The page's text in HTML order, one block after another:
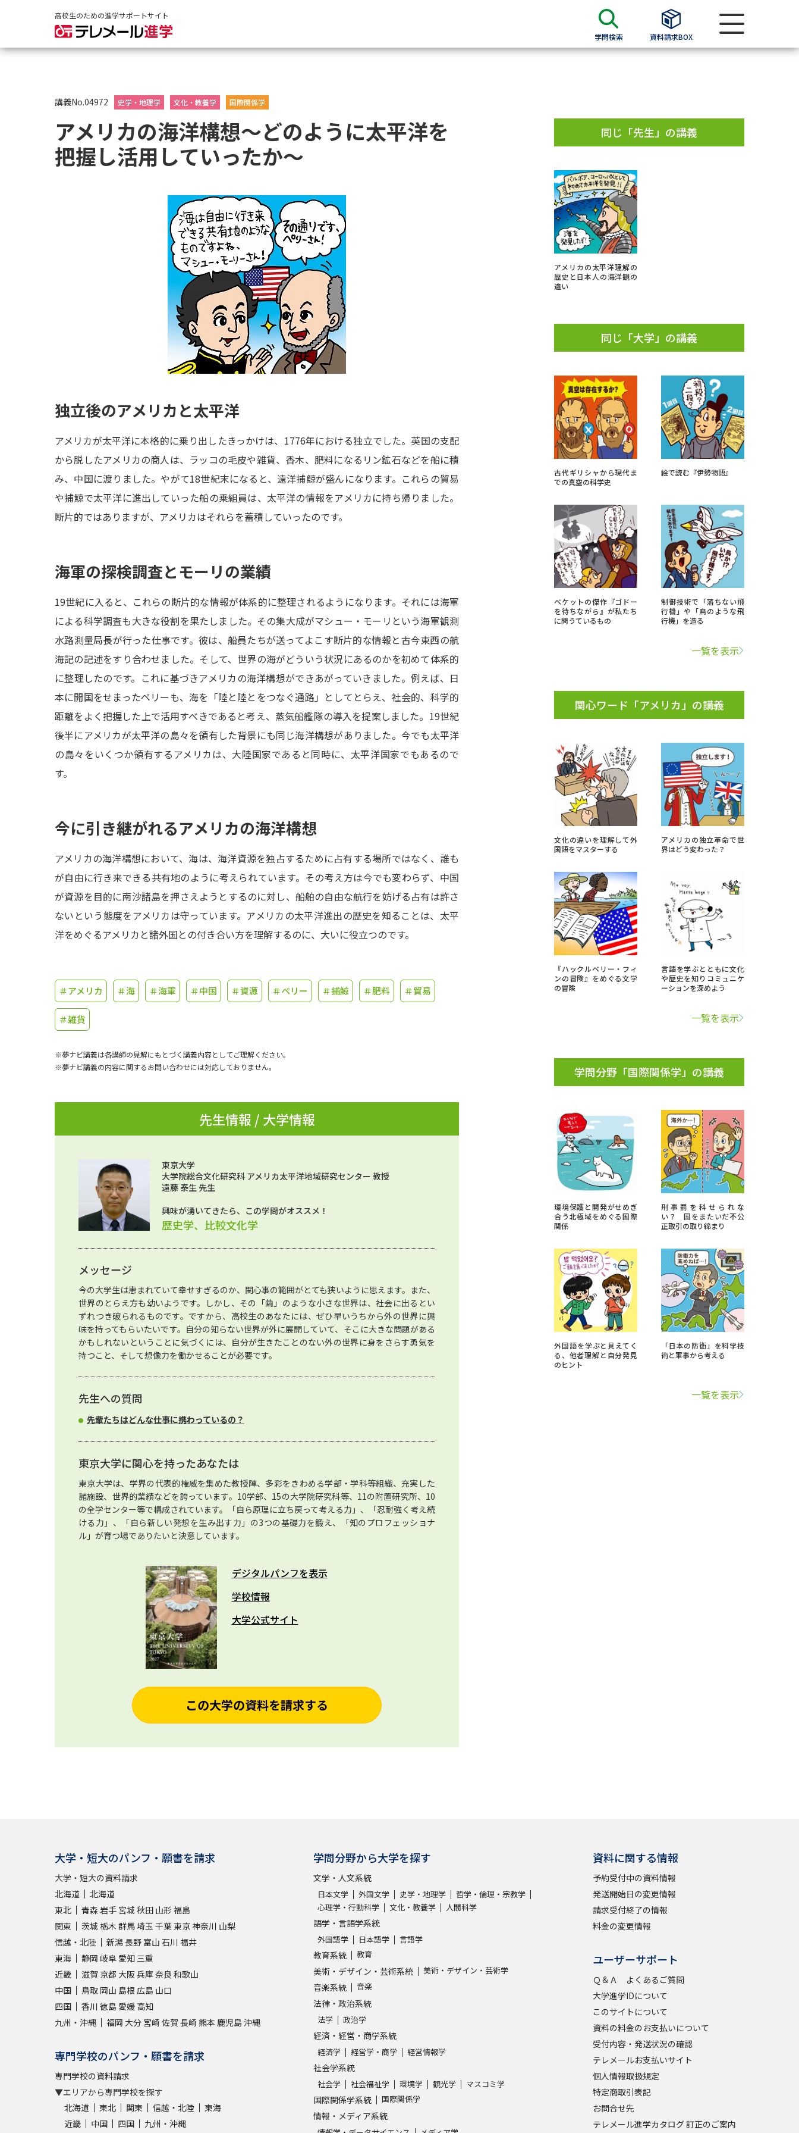
高校生のための進学サポートサイト
学問検索 資料請求BOX
大学・短大の資料種類から請求
大学パンフ
大学入学共通テスト利用選抜の募集要項＆願書
過去問題集
留学・進学関連、塾・予備校
大学入学共通テスト「受験上の配慮案内」の請求
大学検索
大学で学べる内容や特徴を調べる
新増設大学・学部・学科特集
国際・グローバルに強い大学特集
データサイエンス特集
奨学金・特待生制度特集
デジタルパンフレット
進路の３択
新学年スタート号特集ページ（高3生用）
オープンキャンパス検索
実施プログラムから探す
来場型・Web型イベント特集
受験準備 資料検索
志望校・出願校を調べる
併願校選び 受験スケジュールを立てよう
先輩が入学を決めた理由
新生活お役立ちガイド
学問検索
大学で学びたい学問発見
学問のミニ講義「夢ナビ講義」 学問分野解説 学問の教科書 夢ナビライブ
Ｑ＆Ａ よくあるご質問
このサイトについて
お支払いサイト
講義No.04972 史学・地理学 文化・教養学 国際関係学
アメリカの海洋構想～どのように太平洋を
把握し活用していったか～
独立後のアメリカと太平洋
アメリカが太平洋に本格的に乗り出したきっかけは、1776年における独立でした。英国の支配
から脱したアメリカの商人は、ラッコの毛皮や雑貨、香木、肥料になるリン鉱石などを船に積
み、中国に渡りました。やがて18世紀末になると、遠洋捕鯨が盛んになります。これらの貿易
や捕鯨で太平洋に進出していった船の乗組員は、太平洋の情報をアメリカに持ち帰りました。
断片的ではありますが、アメリカはそれらを蓄積していったのです。
海軍の探検調査とモーリの業績
19世紀に入ると、これらの断片的な情報が体系的に整理されるようになります。それには海軍
による科学調査も大きな役割を果たしました。その集大成がマシュー・モーリという海軍観測
水路測量局長が行った仕事です。彼は、船員たちが送ってよこす断片的な情報と古今東西の航
海記の記述をすり合わせました。そして、世界の海がどういう状況にあるのかを初めて体系的
に整理したのです。これに基づきアメリカの海洋構想ができあがっていきました。例えば、日
本に開国をせまったペリーも、海を「陸と陸とをつなぐ通路」としてとらえ、社会的、科学的
距離をよく把握した上で活用すべきであると考え、蒸気船艦隊の導入を提案しました。19世紀
後半にアメリカが太平洋の島々を領有した背景にも同じ海洋構想がありました。今でも太平洋
の島々をいくつか領有するアメリカは、大陸国家であると同時に、太平洋国家でもあるので
す。
今に引き継がれるアメリカの海洋構想
アメリカの海洋構想において、海は、海洋資源を独占するために占有する場所ではなく、誰も
が自由に行き来できる共有地のように考えられています。その考え方は今でも変わらず、中国
が資源を目的に南沙諸島を押さえようとするのに対し、船舶の自由な航行を妨げる占有は許さ
ないという態度をアメリカは守っています。アメリカの太平洋進出の歴史を知ることは、太平
洋をめぐるアメリカと諸外国との付き合い方を理解するのに、大いに役立つのです。
＃アメリカ ＃海 ＃海軍 ＃中国 ＃資源 ＃ペリー ＃捕鯨 ＃肥料 ＃貿易
＃雑貨
※夢ナビ講義は各講師の見解にもとづく講義内容としてご理解ください。
※夢ナビ講義の内容に関するお問い合わせには対応しておりません。
先生情報 / 大学情報
東京大学
大学院総合文化研究科 アメリカ太平洋地域研究センター 教授
遠藤 泰生 先生
興味が湧いてきたら、この学問がオススメ！
歴史学、比較文化学
メッセージ
今の大学生は恵まれていて幸せすぎるのか、関心事の範囲がとても狭いように思えます。また、
世界のとらえ方も幼いようです。しかし、その「繭」のような小さな世界は、社会に出るとい
ずれつき破られるものです。ですから、高校生のあなたには、ぜひ早いうちから外の世界に興
味を持ってもらいたいです。自分の知らない世界が外に展開していて、そこに大きな問題がある
かもしれないということに気づくには、自分が生きたことのない外の世界に身をさらす勇気を
持つこと、そして想像力を働かせることが必要です。
先生への質問
先輩たちはどんな仕事に携わっているの？
東京大学に関心を持ったあなたは
東京大学は、学界の代表的権威を集めた教授陣、多彩をきわめる学部・学科等組織、充実した
諸施設、世界的業績などを誇っています。10学部、15の大学院研究科等、11の附置研究所、10
の全学センター等で構成されています。「自ら原理に立ち戻って考える力」、「忍耐強く考え続
ける力」、「自ら新しい発想を生み出す力」の3つの基礎力を鍛え、「知のプロフェッショナ
ル」が育つ場でありたいと決意しています。
デジタルパンフを表示
学校情報
大学公式サイト
この大学の資料を請求する
同じ「先生」の講義
アメリカの太平洋理解の
歴史と日本人の海洋観の
違い
同じ「大学」の講義
古代ギリシャから現代ま
での真空の科学史
絵で読む『伊勢物語』
ベケットの傑作『ゴドー
を待ちながら』が私たち
に問うているもの
制御技術で「落ちない飛
行機」や「鳥のような飛
行機」を造る
一覧を表示
関心ワード「アメリカ」の講義
文化の違いを理解して外
国語をマスターする
アメリカの独立革命で世
界はどう変わった？
『ハックルベリー・フィ
ンの冒険』をめぐる文学
の冒険
言語を学ぶとともに文化
や歴史を知りコミュニケ
ーションを深めよう
一覧を表示
学問分野「国際関係学」の講義
環境保護と開発がせめぎ
合う北極域をめぐる国際
関係
刑事罰を科せられな
い？ 国をまたいだ不公
正取引の取り締まり
外国語を学ぶと見えてく
る、他者理解と自分発見
のヒント
「日本の防衛」を科学技
術と軍事から考える
一覧を表示
大学・短大のパンフ・願書を請求
大学・短大の資料請求
北海道
北海道
東北
青森 岩手 宮城 秋田 山形 福島
関東
茨城 栃木 群馬埼玉 千葉東京神奈川 山梨
信越・北陸
新潟長野 富山 石川 福井
東海
静岡 岐阜 愛知 三重
近畿
滋賀 京都 大阪兵庫奈良 和歌山
中国
鳥取 岡山 島根 広島 山口
四国
香川 徳島 愛媛 高知
九州・沖縄
福岡 大分 宮崎 佐賀 長崎 熊本 鹿児島沖縄
専門学校のパンフ・願書を請求
専門学校の資料請求
▼エリアから専門学校を探す
北海道
東北 関東 信越・北陸
東海
近畿
中国 四国 九州・沖縄
学問分野から大学を探す
文学・人文系統
日本文学 外国文学 史学・地理学
哲学・倫理・宗教学
心理学・行動科学
文化・教養学 人間科学
語学・言語学系統
外国語学 日本語学 言語学
教育系統 教育
美術・デザイン・芸術系統 美術・デザイン・芸術学
音楽系統 音楽
法律・政治系統
法学 政治学
経済・経営・商学系統
経済学 経営学・商学 経営情報学
社会学系統
社会学 社会福祉学 環境学 観光学 マスコミ学
国際関係学系統 国際関係学
情報・メディア系統
資料に関する情報
予約受付中の資料情報
発送開始日の変更情報
請求受付終了の情報
料金の変更情報
ユーザーサポート
Ｑ＆Ａ よくあるご質問
大学進学IDについて
このサイトについて
資料の料金のお支払いについて
受付内容・発送状況の確認
テレメールお支払いサイト
個人情報取扱規定
特定商取引表記
お問合せ先
テレメール進学カタログ 訂正のご案内